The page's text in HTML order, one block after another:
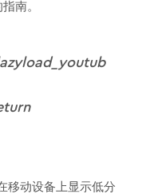
南。
移动设备上显示低分